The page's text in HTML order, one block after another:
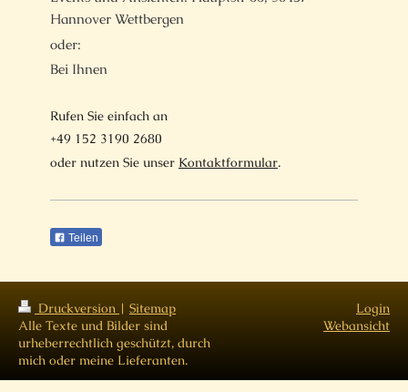
Hannover Wettbergen
oder:
Bei Ihnen
Rufen Sie einfach an
+49 152 3190 2680
oder nutzen Sie unser Kontaktformular.
Teilen
Druckversion | Sitemap
Alle Texte und Bilder sind
urheberrechtlich geschützt, durch
mich oder meine Lieferanten.
Login
Webansicht